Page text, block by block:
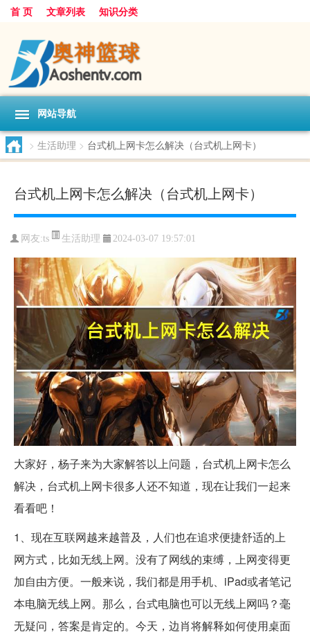
首 页 文章列表 知识分类
网站导航
> 生活助理 > 台式机上网卡怎么解决（台式机上网卡）
台式机上网卡怎么解决（台式机上网卡）
网友:ts 生活助理 2024-03-07 19:57:01
大家好，杨子来为大家解答以上问题，台式机上网卡怎么
解决，台式机上网卡很多人还不知道，现在让我们一起来
看看吧！
1、现在互联网越来越普及，人们也在追求便捷舒适的上
网方式，比如无线上网。没有了网线的束缚，上网变得更
加自由方便。一般来说，我们都是用手机、iPad或者笔记
本电脑无线上网。那么，台式电脑也可以无线上网吗？毫
无疑问，答案是肯定的。今天，边肖将解释如何使用桌面